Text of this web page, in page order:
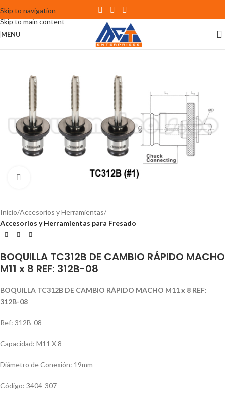
Skip to navigation
Skip to main content
MENU
Inicio Accesorios y Herramientas
Accesorios y Herramientas para Fresado
BOQUILLA TC312B DE CAMBIO RÁPIDO MACHO
M11 x 8 REF: 312B-08
BOQUILLA TC312B DE CAMBIO RÁPIDO MACHO M11 x 8 REF:
312B-08
Ref: 312B-08
Capacidad: M11 X 8
Diámetro de Conexión: 19mm
Código: 3404-307